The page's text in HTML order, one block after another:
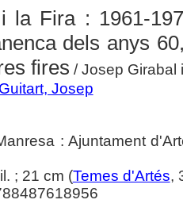
la Fira : 1961-
dels anys
fires / Josep Girabal
Josep
: Ajuntament
; 21 cm (Temes d'Artés,